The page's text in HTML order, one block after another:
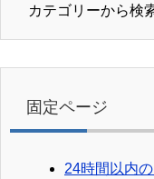
カテゴリーから検
固定ページ
24時間以内